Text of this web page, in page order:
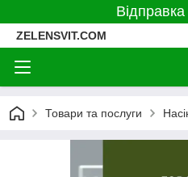
ZELENSVIT.COM
Товари та послуги